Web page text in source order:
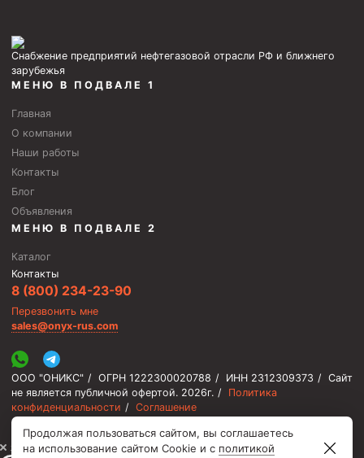
Желонки
Ерши механические
Скреперы механические
Штанголовки
Шламометаллоуловитель ШМУ
Фрезеры торцевые с фрезерующей воронкой и с
заводным зубом
Магнитные ловители
Фрезеры стартово-оконные
Печати свинцовые
Фрезеры Барракуда
Снабжение предприятий нефтегазовой отрасли РФ и ближнего
зарубежья
МЕНЮ В ПОДВАЛЕ 1
Главная
О компании
Наши работы
Контакты
Блог
Объявления
МЕНЮ В ПОДВАЛЕ 2
Каталог
Контакты
8 (800) 234-23-90
Перезвонить мне
sales@onyx-rus.com
ООО "ОНИКС" / ОГРН 1222300020788 / ИНН 2312309373 / Сайт
не является публичной офертой. 2026г. /
Политика
конфиденциальности / Соглашение
⚡️ Мы онлайн, ответим быстро
Продолжая пользоваться сайтом, вы соглашаетесь
на использование сайтом Cookie и с политикой